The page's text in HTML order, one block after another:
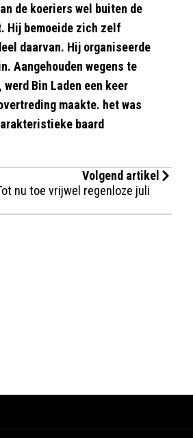
de koeriers wel buiten de
Hij bemoeide zich zelf
daarvan. Hij organiseerde
Aangehouden wegens te
Bin Laden een keer
maakte. het was
baard
Volgend artikel
nu toe vrijwel regenloze juli